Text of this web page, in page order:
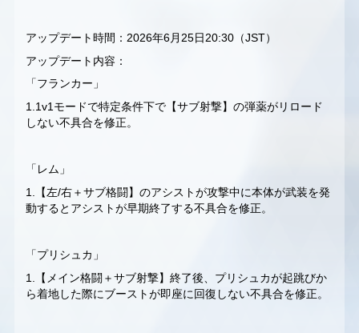
アップデート時間：2026年6月25日20:30（JST）
アップデート内容：
「フランカー」
1.1v1モードで特定条件下で【サブ射撃】の弾薬がリロード
しない不具合を修正。
「レム」
1.【左/右＋サブ格闘】のアシストが攻撃中に本体が武装を発
動するとアシストが早期終了する不具合を修正。
「プリシュカ」
1.【メイン格闘＋サブ射撃】終了後、プリシュカが起跳びか
ら着地した際にブーストが即座に回復しない不具合を修正。